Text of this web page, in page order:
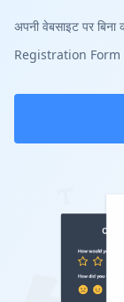
अपनी वेबसाइट पर
Registration